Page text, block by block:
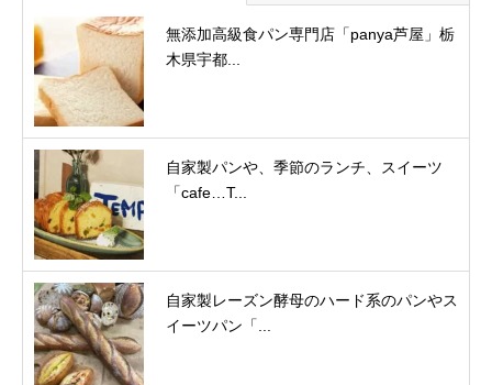
無添加高級食パン専門店「panya芦屋」栃
木県宇都...
自家製パンや、季節のランチ、スイーツ
「cafe…T...
自家製レーズン酵母のハード系のパンやス
イーツパン「...